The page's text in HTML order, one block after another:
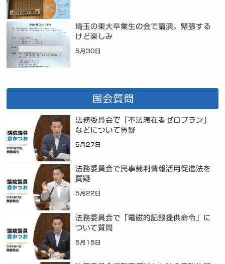
埼玉の東大卒業生の会で講演。緊張する
けど楽しみ
5月30日
国会質問
法務委員会で「不法滞在者ゼロプラン」
などについて質疑
5月27日
法務委員会で民事裁判情報活用促進法を
質疑
5月22日
法務委員会で「電磁的記録提供命令」に
ついて質問
5月15日